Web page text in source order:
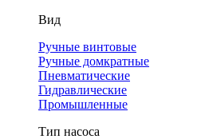
Вид
Ручные винтовые
Ручные домкратные
Пневматические
Гидравлические
Промышленные
Тип насоса